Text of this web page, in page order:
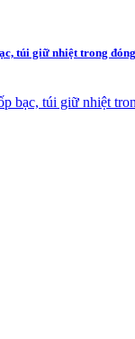
túi giữ nhiệt trong
bạc, túi giữ nhiệt